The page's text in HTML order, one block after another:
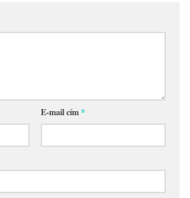
E-mail cím*